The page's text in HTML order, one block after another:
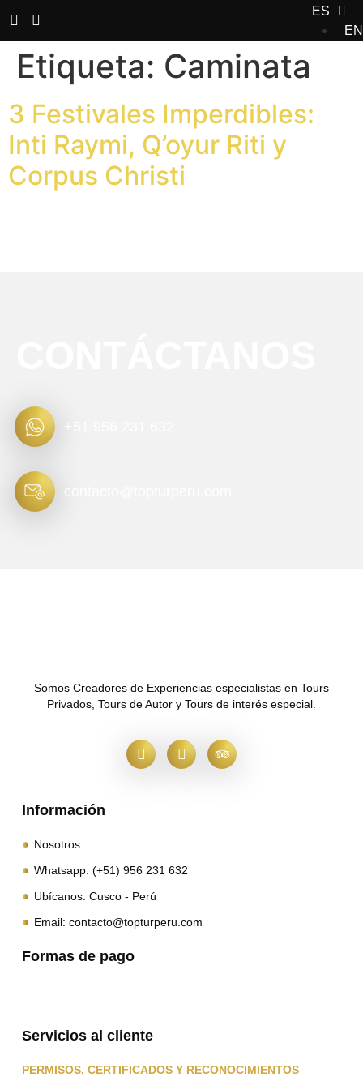
ES
EN
Etiqueta: Caminata
3 Festivales Imperdibles:
Inti Raymi, Q’oyur Riti y
Corpus Christi
Somos Creadores de Experiencias especialistas en Tours
Privados, Tours de Autor y Tours de interés especial.
Información
Nosotros
Whatsapp: (+51) 956 231 632
Ubícanos: Cusco - Perú
Email: contacto@topturperu.com
Formas de pago
Servicios al cliente
PERMISOS, CERTIFICADOS Y RECONOCIMIENTOS